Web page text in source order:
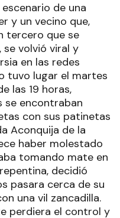
de una
y un vecino que,
tercero que se
volvió viral y
en las redes
tuvo lugar el martes
las 19 horas,
se encontraban
con sus patinetas
Aconquija de la
haber molestado
tomando mate en
decidió
pasara cerca de su
una vil zancadilla.
perdiera el control y